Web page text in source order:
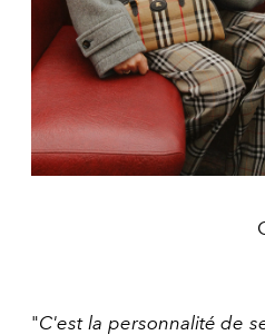
"C'est la personnalité de